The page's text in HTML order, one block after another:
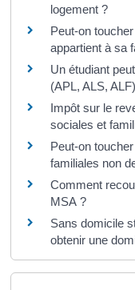
logement ?
Peut-on
appartient à sa
Un étudiant
(APL, ALS,
Impôt sur le
sociales et
Peut-on
familiales non
Comment
MSA ?
Sans domicile
obtenir une